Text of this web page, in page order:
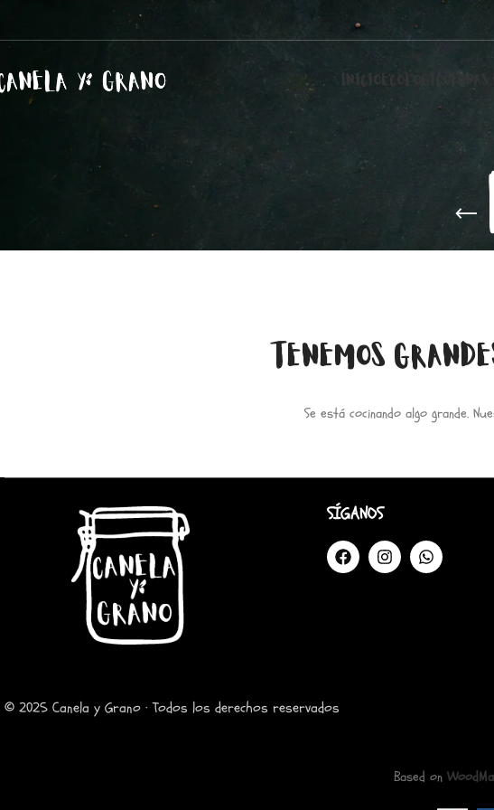
INICIO
TENEMOS
Se está cocinando algo grande.
SÍGANOS
© 2025 Canela y Grano · Todos los derechos reservados
Based on